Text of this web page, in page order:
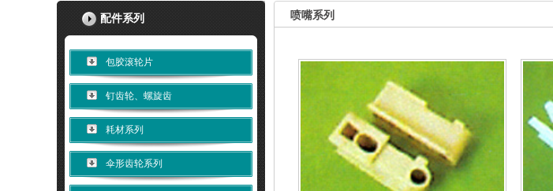
配件系列
包胶滚轮片
钉齿轮、螺旋齿
耗材系列
伞形齿轮系列
喷嘴系列